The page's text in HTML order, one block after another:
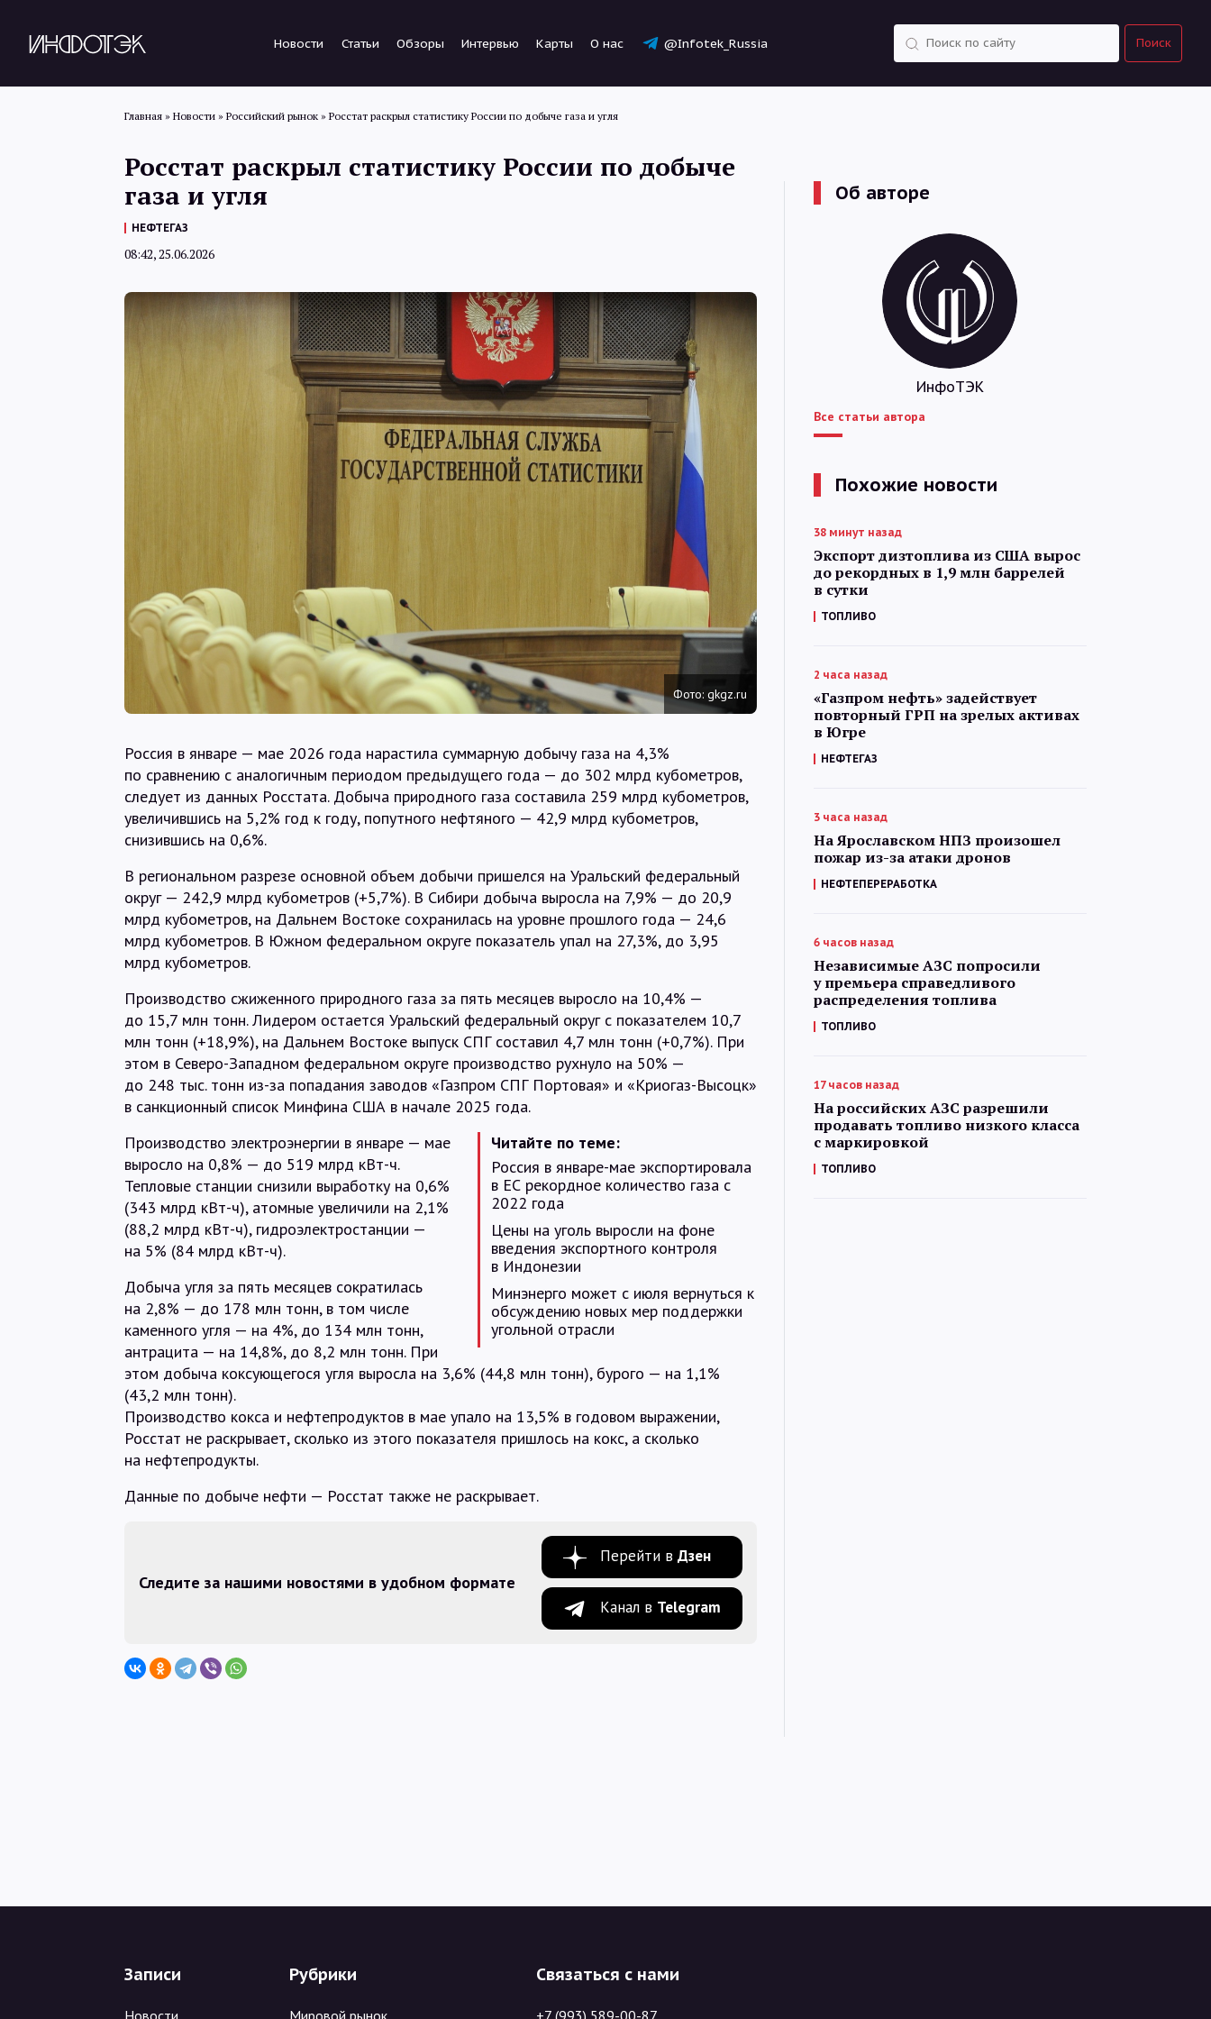
Новости Статьи Обзоры Интервью Карты О нас @Infotek_Russia Поиск
Статьи
Обзоры
Интервью
Карты
О нас
@Infotek_Russia
Главная » Новости » Российский рынок » Росстат раскрыл статистику России по добыче газа и угля
Росстат раскрыл статистику России по добыче
газа и угля
НЕФТЕГАЗ
08:42, 25.06.2026
Фото: gkgz.ru
Россия в январе — мае 2026 года нарастила суммарную добычу газа на 4,3%
по сравнению с аналогичным периодом предыдущего года — до 302 млрд кубометров,
следует из данных Росстата. Добыча природного газа составила 259 млрд кубометров,
увеличившись на 5,2% год к году, попутного нефтяного — 42,9 млрд кубометров,
снизившись на 0,6%.
В региональном разрезе основной объем добычи пришелся на Уральский федеральный
округ — 242,9 млрд кубометров (+5,7%). В Сибири добыча выросла на 7,9% — до 20,9
млрд кубометров, на Дальнем Востоке сохранилась на уровне прошлого года — 24,6
млрд кубометров. В Южном федеральном округе показатель упал на 27,3%, до 3,95
млрд кубометров.
Производство сжиженного природного газа за пять месяцев выросло на 10,4% —
до 15,7 млн тонн. Лидером остается Уральский федеральный округ с показателем 10,7
млн тонн (+18,9%), на Дальнем Востоке выпуск СПГ составил 4,7 млн тонн (+0,7%). При
этом в Северо-Западном федеральном округе производство рухнуло на 50% —
до 248 тыс. тонн из-за попадания заводов «Газпром СПГ Портовая» и «Криогаз-Высоцк»
в санкционный список Минфина США в начале 2025 года.
Читайте по теме:
Россия в январе-мае экспортировала
в ЕС рекордное количество газа с
2022 года
Цены на уголь выросли на фоне
введения экспортного контроля
в Индонезии
Минэнерго может с июля вернуться к
обсуждению новых мер поддержки
угольной отрасли
Производство электроэнергии в январе — мае
выросло на 0,8% — до 519 млрд кВт-ч.
Тепловые станции снизили выработку на 0,6%
(343 млрд кВт-ч), атомные увеличили на 2,1%
(88,2 млрд кВт-ч), гидроэлектростанции —
на 5% (84 млрд кВт-ч).
Добыча угля за пять месяцев сократилась
на 2,8% — до 178 млн тонн, в том числе
каменного угля — на 4%, до 134 млн тонн,
антрацита — на 14,8%, до 8,2 млн тонн. При
этом добыча коксующегося угля выросла на 3,6% (44,8 млн тонн), бурого — на 1,1%
(43,2 млн тонн).
Производство кокса и нефтепродуктов в мае упало на 13,5% в годовом выражении,
Росстат не раскрывает, сколько из этого показателя пришлось на кокс, а сколько
на нефтепродукты.
Данные по добыче нефти — Росстат также не раскрывает.
Следите за нашими новостями в удобном формате
Перейти в Дзен
Канал в Telegram
Об авторе
ИнфоТЭК
Все статьи автора
Похожие новости
38 минут назад
Экспорт дизтоплива из США вырос
до рекордных в 1,9 млн баррелей
в сутки
ТОПЛИВО
2 часа назад
«Газпром нефть» задействует
повторный ГРП на зрелых активах
в Югре
НЕФТЕГАЗ
3 часа назад
На Ярославском НПЗ произошел
пожар из-за атаки дронов
НЕФТЕПЕРЕРАБОТКА
6 часов назад
Независимые АЗС попросили
у премьера справедливого
распределения топлива
ТОПЛИВО
17 часов назад
На российских АЗС разрешили
продавать топливо низкого класса
с маркировкой
ТОПЛИВО
Записи
Новости
Рубрики
Мировой рынок
Связаться с нами
+7 (993) 589-00-87